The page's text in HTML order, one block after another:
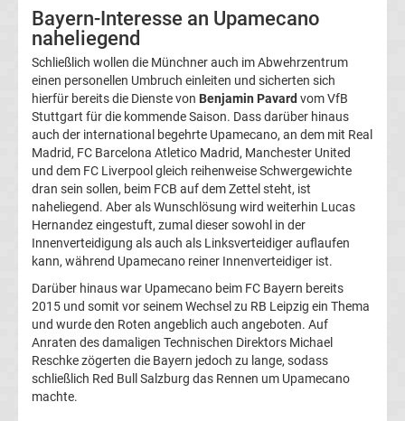
Transfergerüchte
Transferticker
-
Meldungen
vom
Transfermarkt
Trainerentlassungen
Bundesliga
Porträts
Bayern-Interesse an Upamecano
naheliegend
Schließlich wollen die Münchner auch im Abwehrzentrum
einen personellen Umbruch einleiten und sicherten sich
hierfür bereits die Dienste von Benjamin Pavard vom VfB
Stuttgart für die kommende Saison. Dass darüber hinaus
auch der international begehrte Upamecano, an dem mit Real
Madrid, FC Barcelona Atletico Madrid, Manchester United
und dem FC Liverpool gleich reihenweise Schwergewichte
dran sein sollen, beim FCB auf dem Zettel steht, ist
naheliegend. Aber als Wunschlösung wird weiterhin Lucas
Hernandez eingestuft, zumal dieser sowohl in der
Innenverteidigung als auch als Linksverteidiger auflaufen
kann, während Upamecano reiner Innenverteidiger ist.
Darüber hinaus war Upamecano beim FC Bayern bereits
2015 und somit vor seinem Wechsel zu RB Leipzig ein Thema
und wurde den Roten angeblich auch angeboten. Auf
Anraten des damaligen Technischen Direktors Michael
Reschke zögerten die Bayern jedoch zu lange, sodass
schließlich Red Bull Salzburg das Rennen um Upamecano
machte.